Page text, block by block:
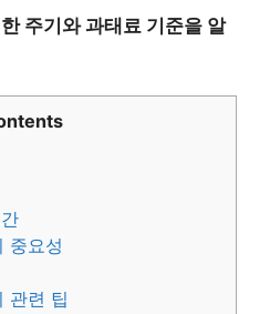
주기와 과태료 기준을 알
중요성
관련 팁